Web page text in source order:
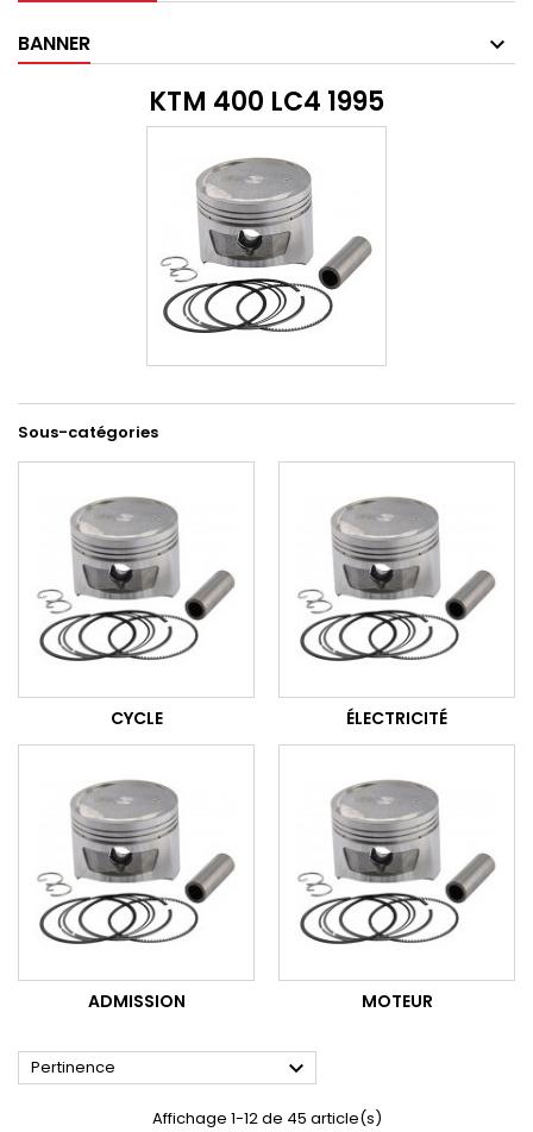
BANNER
KTM 400 LC4 1995
Sous-catégories
CYCLE ÉLECTRICITÉ
ADMISSION MOTEUR
Pertinence 
Affichage 1-12 de 45 article(s)